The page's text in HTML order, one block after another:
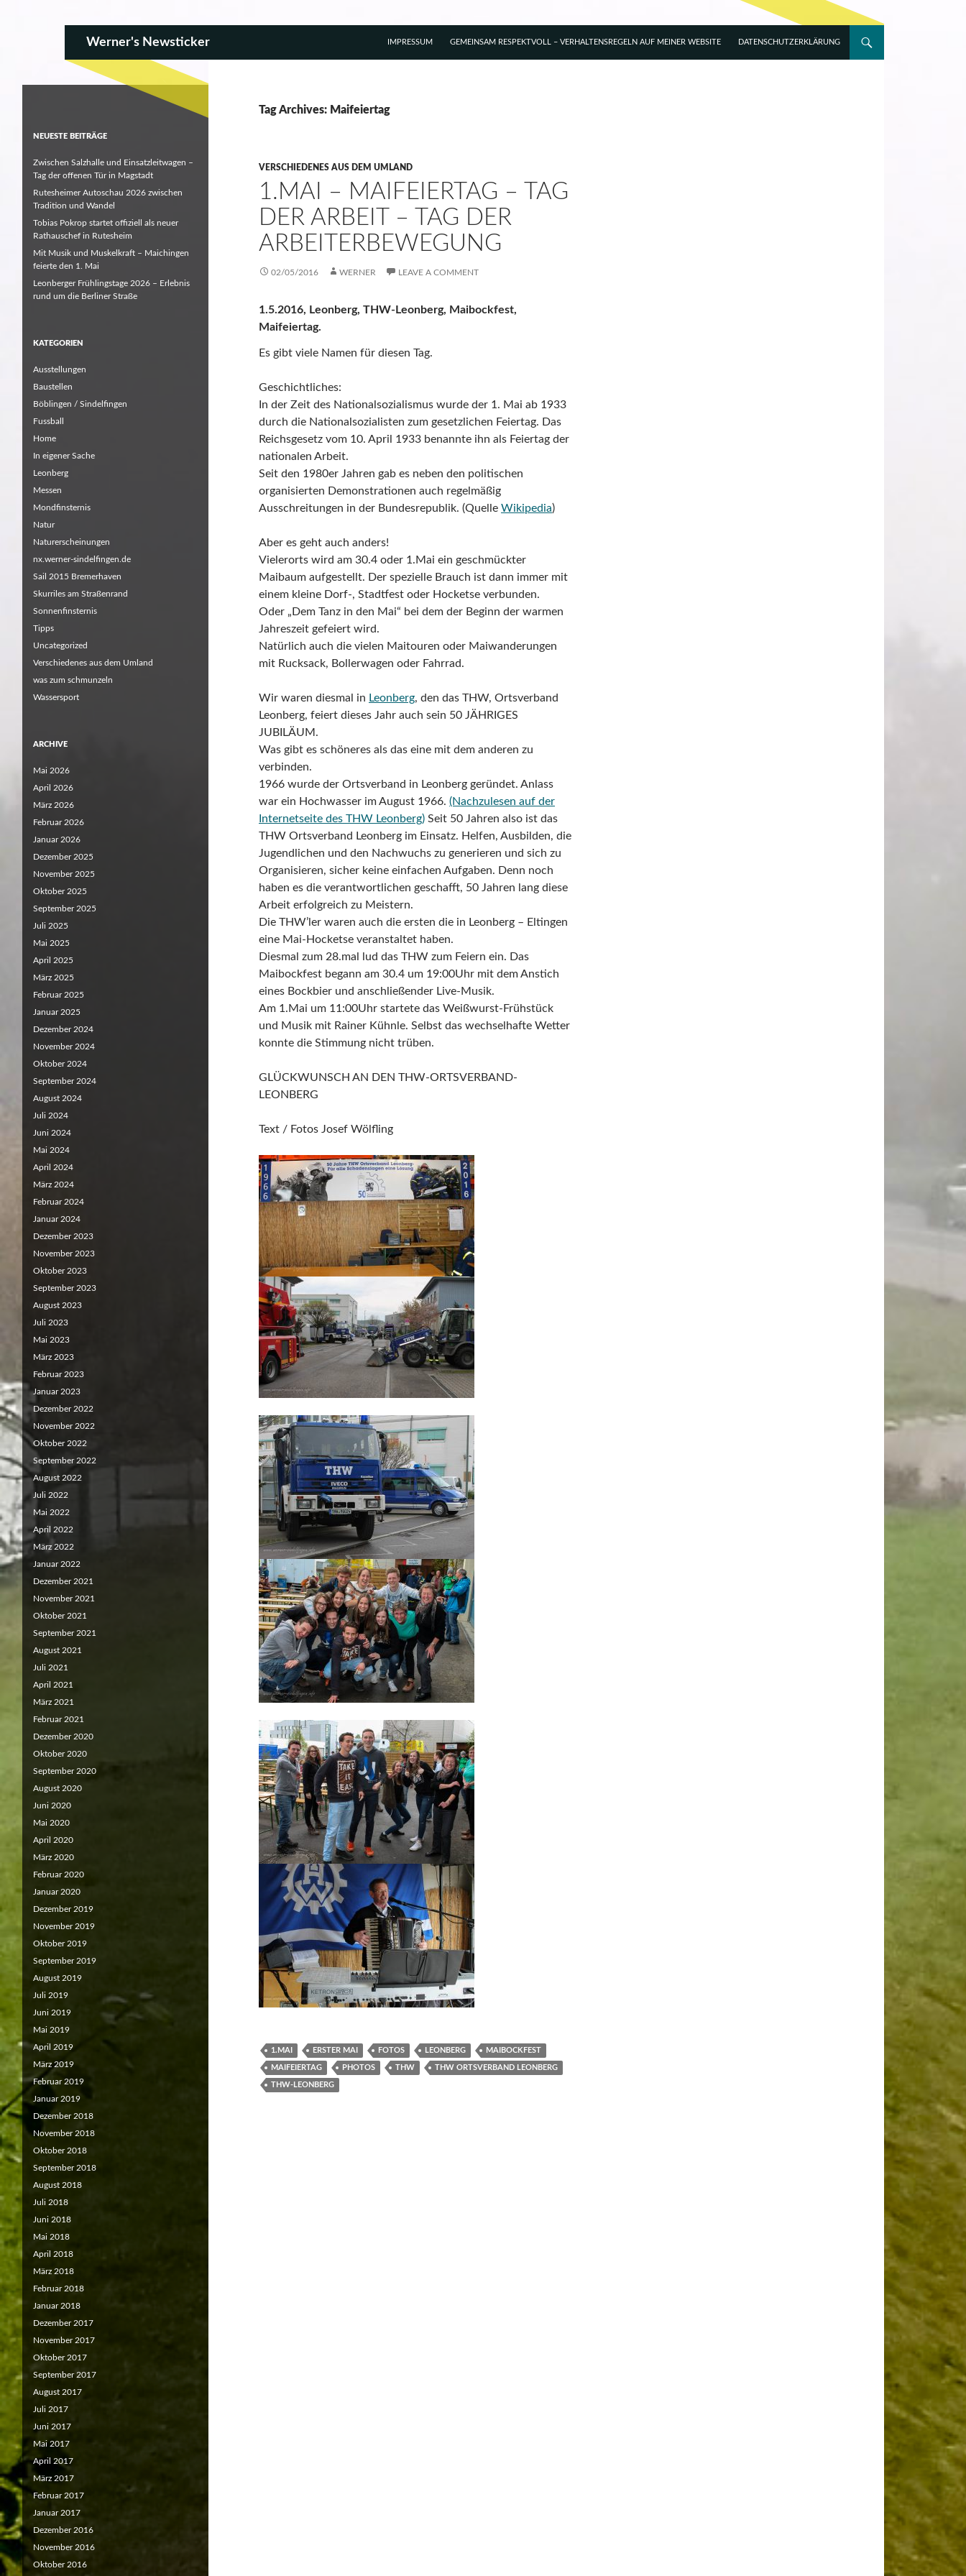
Werner's Newsticker
DATENSCHUTZERKLÄRUNG
GEMEINSAM RESPEKTVOLL – VERHALTENSREGELN AUF MEINER WEBSITE
IMPRESSUM
Tag Archives: Maifeiertag
VERSCHIEDENES AUS DEM UMLAND
1.MAI – MAIFEIERTAG – TAG
DER ARBEIT – TAG DER
ARBEITERBEWEGUNG
02/05/2016 WERNER LEAVE A COMMENT
1.5.2016, Leonberg, THW-Leonberg, Maibockfest,
Maifeiertag.
Es gibt viele Namen für diesen Tag.
Geschichtliches:
In der Zeit des Nationalsozialismus wurde der 1. Mai ab 1933
durch die Nationalsozialisten zum gesetzlichen Feiertag. Das
Reichsgesetz vom 10. April 1933 benannte ihn als Feiertag der
nationalen Arbeit.
Seit den 1980er Jahren gab es neben den politischen
organisierten Demonstrationen auch regelmäßig
Ausschreitungen in der Bundesrepublik. (Quelle Wikipedia)
Aber es geht auch anders!
Vielerorts wird am 30.4 oder 1.Mai ein geschmückter
Maibaum aufgestellt. Der spezielle Brauch ist dann immer mit
einem kleine Dorf-, Stadtfest oder Hocketse verbunden.
Oder „Dem Tanz in den Mai“ bei dem der Beginn der warmen
Jahreszeit gefeiert wird.
Natürlich auch die vielen Maitouren oder Maiwanderungen
mit Rucksack, Bollerwagen oder Fahrrad.
Wir waren diesmal in Leonberg, den das THW, Ortsverband
Leonberg, feiert dieses Jahr auch sein 50 JÄHRIGES
JUBILÄUM.
Was gibt es schöneres als das eine mit dem anderen zu
verbinden.
1966 wurde der Ortsverband in Leonberg geründet. Anlass
war ein Hochwasser im August 1966. (Nachzulesen auf der
Internetseite des THW Leonberg) Seit 50 Jahren also ist das
THW Ortsverband Leonberg im Einsatz. Helfen, Ausbilden, die
Jugendlichen und den Nachwuchs zu generieren und sich zu
Organisieren, sicher keine einfachen Aufgaben. Denn noch
haben es die verantwortlichen geschafft, 50 Jahren lang diese
Arbeit erfolgreich zu Meistern.
Die THW’ler waren auch die ersten die in Leonberg – Eltingen
eine Mai-Hocketse veranstaltet haben.
Diesmal zum 28.mal lud das THW zum Feiern ein. Das
Maibockfest begann am 30.4 um 19:00Uhr mit dem Anstich
eines Bockbier und anschließender Live-Musik.
Am 1.Mai um 11:00Uhr startete das Weißwurst-Frühstück
und Musik mit Rainer Kühnle. Selbst das wechselhafte Wetter
konnte die Stimmung nicht trüben.
GLÜCKWUNSCH AN DEN THW-ORTSVERBAND-
LEONBERG
Text / Fotos Josef Wölfling
1.MAI ERSTER MAI FOTOS LEONBERG MAIBOCKFEST
MAIFEIERTAG PHOTOS THW THW ORTSVERBAND LEONBERG
THW-LEONBERG
NEUESTE BEITRÄGE
Zwischen Salzhalle und Einsatzleitwagen –
Tag der offenen Tür in Magstadt
Rutesheimer Autoschau 2026 zwischen
Tradition und Wandel
Tobias Pokrop startet offiziell als neuer
Rathauschef in Rutesheim
Mit Musik und Muskelkraft – Maichingen
feierte den 1. Mai
Leonberger Frühlingstage 2026 – Erlebnis
rund um die Berliner Straße
KATEGORIEN
Ausstellungen
Baustellen
Böblingen / Sindelfingen
Fussball
Home
In eigener Sache
Leonberg
Messen
Mondfinsternis
Natur
Naturerscheinungen
nx.werner-sindelfingen.de
Sail 2015 Bremerhaven
Skurriles am Straßenrand
Sonnenfinsternis
Tipps
Uncategorized
Verschiedenes aus dem Umland
was zum schmunzeln
Wassersport
ARCHIVE
Mai 2026
April 2026
März 2026
Februar 2026
Januar 2026
Dezember 2025
November 2025
Oktober 2025
September 2025
Juli 2025
Mai 2025
April 2025
März 2025
Februar 2025
Januar 2025
Dezember 2024
November 2024
Oktober 2024
September 2024
August 2024
Juli 2024
Juni 2024
Mai 2024
April 2024
März 2024
Februar 2024
Januar 2024
Dezember 2023
November 2023
Oktober 2023
September 2023
August 2023
Juli 2023
Mai 2023
März 2023
Februar 2023
Januar 2023
Dezember 2022
November 2022
Oktober 2022
September 2022
August 2022
Juli 2022
Mai 2022
April 2022
März 2022
Januar 2022
Dezember 2021
November 2021
Oktober 2021
September 2021
August 2021
Juli 2021
April 2021
März 2021
Februar 2021
Dezember 2020
Oktober 2020
September 2020
August 2020
Juni 2020
Mai 2020
April 2020
März 2020
Februar 2020
Januar 2020
Dezember 2019
November 2019
Oktober 2019
September 2019
August 2019
Juli 2019
Juni 2019
Mai 2019
April 2019
März 2019
Februar 2019
Januar 2019
Dezember 2018
November 2018
Oktober 2018
September 2018
August 2018
Juli 2018
Juni 2018
Mai 2018
April 2018
März 2018
Februar 2018
Januar 2018
Dezember 2017
November 2017
Oktober 2017
September 2017
August 2017
Juli 2017
Juni 2017
Mai 2017
April 2017
März 2017
Februar 2017
Januar 2017
Dezember 2016
November 2016
Oktober 2016